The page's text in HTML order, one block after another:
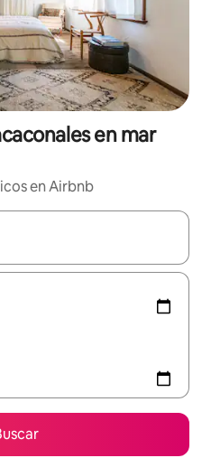
en mar
en Airbnb
disponibles, podrás navegar